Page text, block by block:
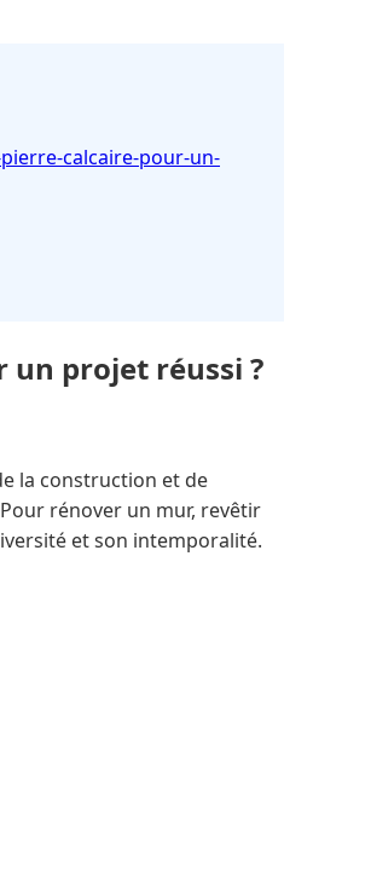
calcaire-pour-un-
un projet réussi ?
la construction et de
rénover un mur, revêtir
et son intemporalité.